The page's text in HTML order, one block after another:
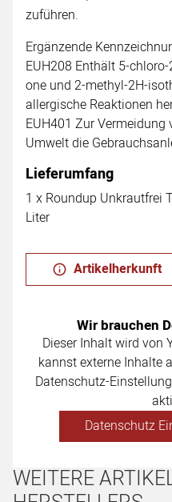
zuführen.
Ergänzende
EUH208 Enthält 5-
one und 2-methyl-2H-
allergische Reaktionen
EUH401 Zur
Umwelt die
Lieferumfang
1 x Roundup Unkrautfrei
Liter
Artikelherkunft
Wir brauchen
Dieser Inhalt wird von
kannst externe Inhalte
Datenschutz-
Datenschutz
WEITERE